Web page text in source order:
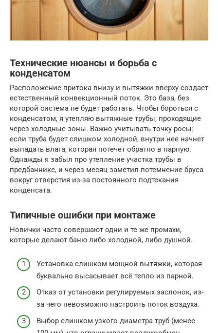
Технические нюансы и борьба с
конденсатом
Расположение притока внизу и вытяжки вверху создает
естественный конвекционный поток. Это база, без
которой система не будет работать. Чтобы бороться с
конденсатом, я утепляю вытяжные трубы, проходящие
через холодные зоны. Важно учитывать точку росы:
если труба будет слишком холодной, внутри нее начнет
выпадать влага, которая потечет обратно в парную.
Однажды я забыл про утепление участка трубы в
предбаннике, и через месяц заметил потемнение бруса
вокруг отверстия из-за постоянного подтекания
конденсата.
Типичные ошибки при монтаже
Новички часто совершают одни и те же промахи,
которые делают баню либо холодной, либо душной.
Установка слишком мощной вытяжки, которая
буквально высасывает всё тепло из парной.
Отказ от установки регулируемых заслонок, из-
за чего невозможно настроить поток воздуха.
Выбор слишком узкого диаметра труб (менее